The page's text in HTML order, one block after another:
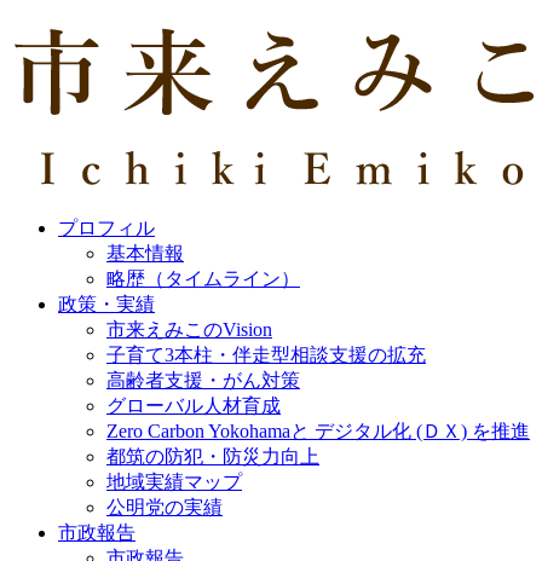
プロフィル
基本情報
略歴（タイムライン）
政策・実績
市来えみこのVision
子育て3本柱・伴走型相談支援の拡充
高齢者支援・がん対策
グローバル人材育成
Zero Carbon Yokohamaと デジタル化 (ＤＸ) を推進
都筑の防犯・防災力向上
地域実績マップ
公明党の実績
市政報告